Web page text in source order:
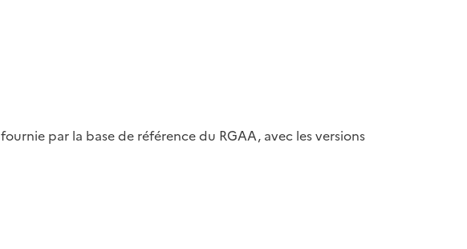
par la base de référence du RGAA, avec les versions